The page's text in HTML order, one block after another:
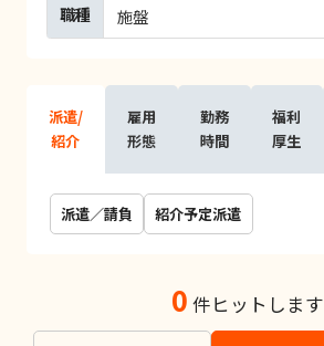
職種 施盤
派遣/
紹介
雇用
形態
勤務
時間
福利
厚生
派遣／請負 紹介予定派遣
0 件ヒットします